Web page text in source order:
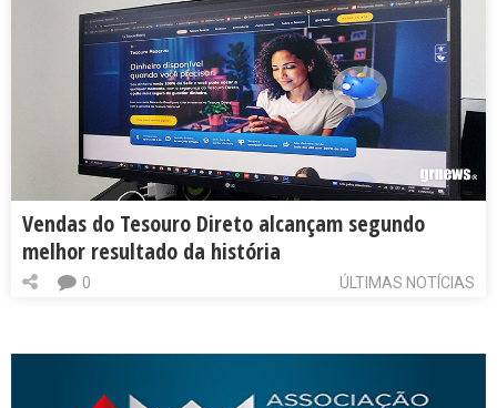
Vendas do Tesouro Direto alcançam segundo
melhor resultado da história
ÚLTIMAS NOTÍCIAS
0